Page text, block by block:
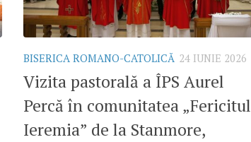
BISERICA ROMANO-CATOLICĂ 24 IUNIE 2026
Vizita pastorală a ÎPS Aurel
Percă în comunitatea „Fericitul
Ieremia” de la Stanmore,